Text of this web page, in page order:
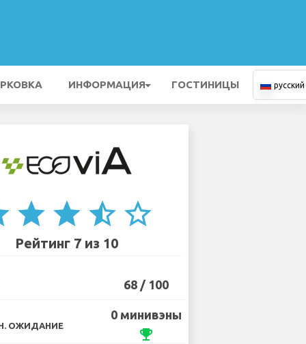
ИНФОРМАЦИЯ ГОСТИНИЦЫ русский
star star star_half star_border
Рейтинг 7 из 10
68 / 100
ОЖИДАНИЕ
0 минивэны
emoji_events